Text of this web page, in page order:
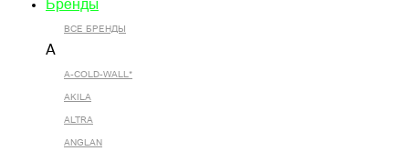
Бренды
ВСЕ БРЕНДЫ
A
A-COLD-WALL*
AKILA
ALTRA
ANGLAN